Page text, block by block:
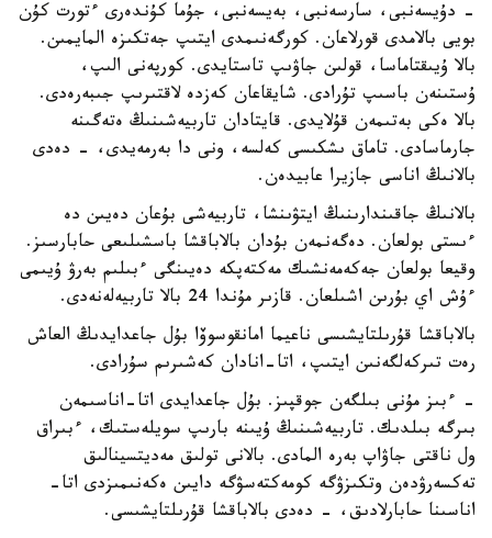
- دۇيسەنبى، سارسەنبى، بەيسەنبى، جۇما كۇندەرى ءتورت كۇن
بويى بالامدى قورلاعان. كورگەنىمدى ايتىپ جەتكىزە المايمىن.
بالا ۇيىقتاماسا، قولىن جاۋىپ تاستايدى. كورپەنى الىپ،
ۇستىنەن باسىپ تۇرادى. شايقاعان كەزدە لاقتىرىپ جىبەرەدى.
بالا ەكى بەتىمەن قۇلايدى. قايتادان تاربيەشىنىڭ ەتەگىنە
جارماسادى. تاماق ىشكىسى كەلسە، ونى دا بەرمەيدى، - دەدى
بالانىڭ اناسى جازيرا عابيدەن.
بالانىڭ جاقىندارىنىڭ ايتۋىنشا، تاربيەشى بۇعان دەيىن دە
ءىستى بولعان. دەگەنمەن بۇدان بالاباقشا باسشىلىعى حابارسىز.
وقيعا بولعان جەكەمەنشىك مەكتەپكە دەيىنگى ءبىلىم بەرۋ ۇيىمى
ءۇش اي بۇرىن اشىلعان. قازىر مۇندا 24 بالا تاربيەلەنەدى.
بالاباقشا قۇرىلتايشىسى ناعيما امانقوسوۆا بۇل جاعدايدىڭ العاش
رەت تىركەلگەنىن ايتىپ، اتا-انادان كەشىرىم سۇرادى.
- ءبىز مۇنى بىلگەن جوقپىز. بۇل جاعدايدى اتا-اناسىمەن
بىرگە بىلدىك. تاربيەشىنىڭ ۇيىنە بارىپ سويلەستىك، ءبىراق
ول ناقتى جاۋاپ بەرە المادى. بالانى تولىق مەديتسينالىق
تەكسەرۋدەن وتكىزۋگە كومەكتەسۋگە دايىن ەكەنىمىزدى اتا-
اناسىنا حابارلادىق، - دەدى بالاباقشا قۇرىلتايشىسى.